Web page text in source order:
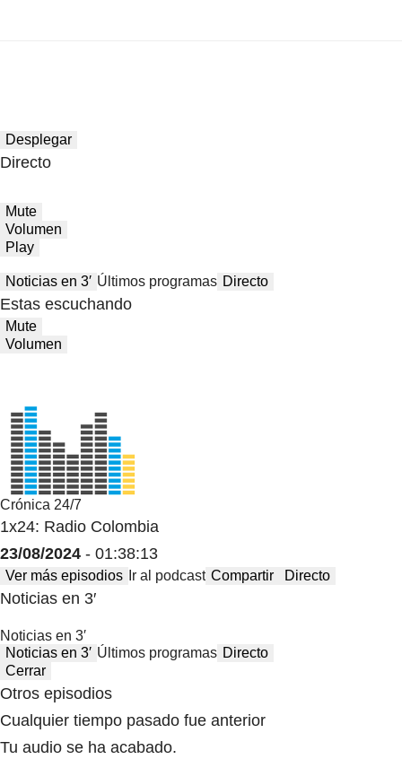
Desplegar
Directo
Mute
Volumen
Play
Noticias en 3′ Últimos programas Directo
Estas escuchando
Mute
Volumen
Crónica 24/7
1x24: Radio Colombia
23/08/2024 - 01:38:13
Ver más episodios Ir al podcast Compartir Directo
Noticias en 3′
Noticias en 3′
Noticias en 3′ Últimos programas Directo
Cerrar
Otros episodios
Cualquier tiempo pasado fue anterior
Tu audio se ha acabado.